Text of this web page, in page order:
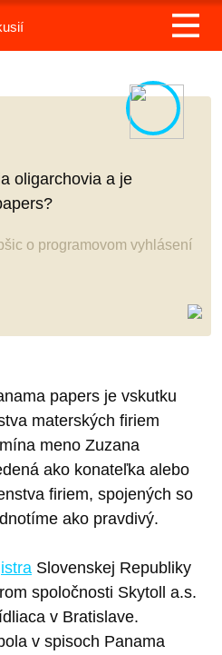
oligarchovia a je
o programovom vyhlásení
papers je vskutku
materských firiem
meno Zuzana
ako konateľka alebo
firiem, spojených so
ako pravdivý.
Slovenskej Republiky
spoločnosti Skytoll a.s.
v Bratislave.
v spisoch Panama